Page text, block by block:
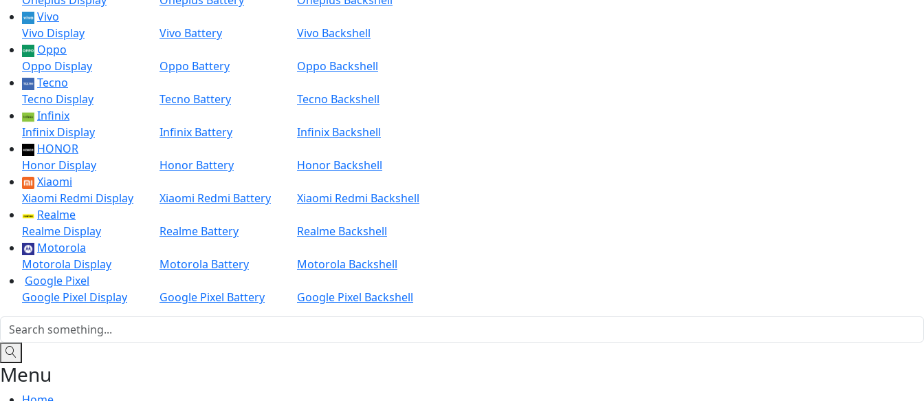
Vivo
Vivo Display
Vivo Battery
Vivo Backshell
Oppo
Oppo Display
Oppo Battery
Oppo Backshell
Tecno
Tecno Display
Tecno Battery
Tecno Backshell
Infinix
Infinix Display
Infinix Battery
Infinix Backshell
HONOR
Honor Display
Honor Battery
Honor Backshell
Xiaomi
Xiaomi Redmi Display
Xiaomi Redmi Battery
Xiaomi Redmi Backshell
Realme
Realme Display
Realme Battery
Realme Backshell
Motorola
Motorola Display
Motorola Battery
Motorola Backshell
Google Pixel
Google Pixel Display
Google Pixel Battery Google Pixel Backshell
Menu